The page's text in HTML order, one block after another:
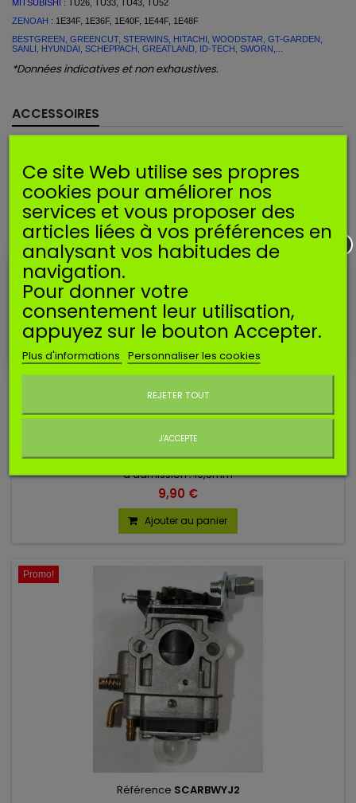
MITSUBISHI
: TU26, TU33, TU43, TU52
ZENOAH : 1E34F, 1E36F, 1E40F, 1E44F, 1E48F
BESTGREEN, GREENCUT, STERWINS, HITACHI, WOODSTAR, GT-GARDEN,
SANLI, HYUNDAI, SCHEPPACH, GREATLAND, ID-TECH, SWORN,...
*Données indicatives et non exhaustives.
ACCESSOIRES
RéférenceSCARBWYJ1
Manufacturer:SOSMEMBRANES
CARBURATEUR TYPE WALBRO WYJ ADM 10,5
Carburateur compatible type Walbro WYJ. Diametre
d'admission : 10,5mm
9,90 €
Ajouter au panier
Promo!
Référence SCARBWYJ2
Ce site Web utilise ses propres
cookies pour améliorer nos
services et vous proposer des
articles liées à vos préférences en
analysant vos habitudes de
navigation.
Pour donner votre
consentement leur utilisation,
appuyez sur le bouton Accepter.
Plus d'informations Personnaliser les cookies
REJETER TOUT
J'ACCEPTE